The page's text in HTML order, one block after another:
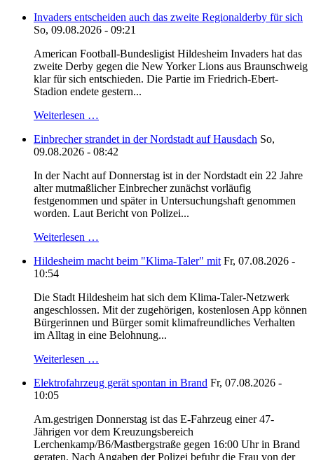
Invaders entscheiden auch das zweite Regionalderby für sich
So, 09.08.2026 - 09:21
American Football-Bundesligist Hildesheim Invaders hat das
zweite Derby gegen die New Yorker Lions aus Braunschweig
klar für sich entschieden. Die Partie im Friedrich-Ebert-
Stadion endete gestern...
Weiterlesen …
Einbrecher strandet in der Nordstadt auf Hausdach So,
09.08.2026 - 08:42
In der Nacht auf Donnerstag ist in der Nordstadt ein 22 Jahre
alter mutmaßlicher Einbrecher zunächst vorläufig
festgenommen und später in Untersuchungshaft genommen
worden. Laut Bericht von Polizei...
Weiterlesen …
Hildesheim macht beim "Klima-Taler" mit Fr, 07.08.2026 -
10:54
Die Stadt Hildesheim hat sich dem Klima-Taler-Netzwerk
angeschlossen. Mit der zugehörigen, kostenlosen App können
Bürgerinnen und Bürger somit klimafreundliches Verhalten
im Alltag in eine Belohnung...
Weiterlesen …
Elektrofahrzeug gerät spontan in Brand Fr, 07.08.2026 -
10:05
Am.gestrigen Donnerstag ist das E-Fahrzeug einer 47-
Jährigen vor dem Kreuzungsbereich
Lerchenkamp/B6/Mastbergstraße gegen 16:00 Uhr in Brand
geraten. Nach Angaben der Polizei befuhr die Frau von der